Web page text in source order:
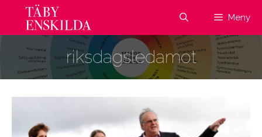
Hoppa
innehåll
Meny
riksdagsledamot